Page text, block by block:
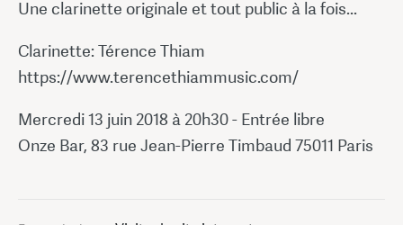
Une clarinette originale et tout public à la fois...
Clarinette: Térence Thiam
https://www.terencethiammusic.com/
Mercredi 13 juin 2018 à 20h30 - Entrée libre
Onze Bar, 83 rue Jean-Pierre Timbaud 75011 Paris